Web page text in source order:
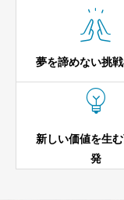

夢を諦めない挑

新しい価値を生
発